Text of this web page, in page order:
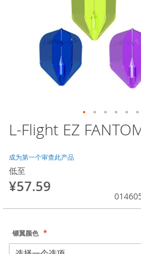
L-Flight EZ
成为第一个审查此产品
低至
¥57.59
镖翼颜色
跳
转
图
像
库
开